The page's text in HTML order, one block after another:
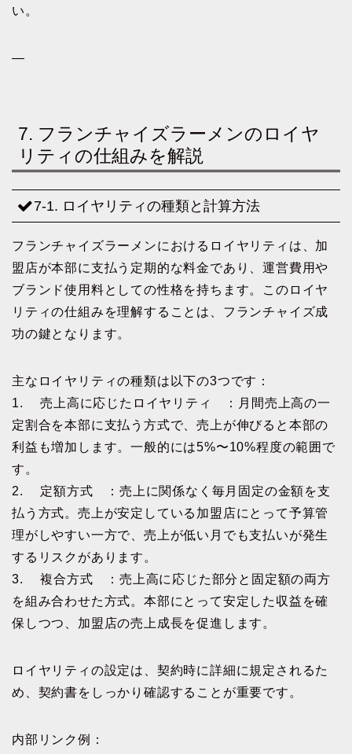
い。
—
7. フランチャイズラーメンのロイヤ
リティの仕組みを解説
7-1. ロイヤリティの種類と計算方法
フランチャイズラーメンにおけるロイヤリティは、加
盟店が本部に支払う定期的な料金であり、運営費用や
ブランド使用料としての性格を持ちます。このロイヤ
リティの仕組みを理解することは、フランチャイズ成
功の鍵となります。
主なロイヤリティの種類は以下の3つです：
1. 売上高に応じたロイヤリティ ：月間売上高の一
定割合を本部に支払う方式で、売上が伸びると本部の
利益も増加します。一般的には5%〜10%程度の範囲で
す。
2. 定額方式 ：売上に関係なく毎月固定の金額を支
払う方式。売上が安定している加盟店にとって予算管
理がしやすい一方で、売上が低い月でも支払いが発生
するリスクがあります。
3. 複合方式 ：売上高に応じた部分と固定額の両方
を組み合わせた方式。本部にとって安定した収益を確
保しつつ、加盟店の売上成長を促進します。
ロイヤリティの設定は、契約時に詳細に規定されるた
め、契約書をしっかり確認することが重要です。
内部リンク例：